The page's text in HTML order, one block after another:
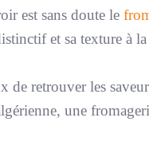
est sans doute le
et sa texture à
de retrouver les
une